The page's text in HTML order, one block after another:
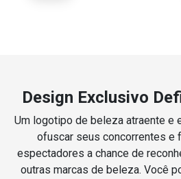
Design Exclusivo
Um logotipo de beleza atraente e
ofuscar seus concorrentes e
espectadores a chance de
outras marcas de beleza. Você